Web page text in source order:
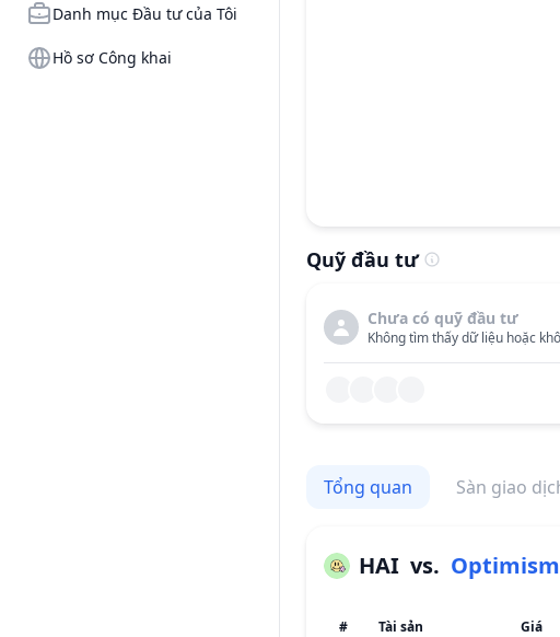
Danh mục Đầu tư của Tôi
Hồ sơ Công khai
Quỹ đầu tư
Chưa có quỹ đầu tư
Không tìm thấy dữ liệu hoặc
Tổng quan Sàn giao
HAI vs.
# Tài sản Giá